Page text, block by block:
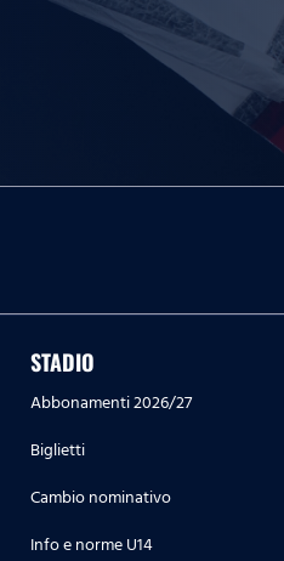
STADIO
Abbonamenti 2026/27
Biglietti
Cambio nominativo
Info e norme U14